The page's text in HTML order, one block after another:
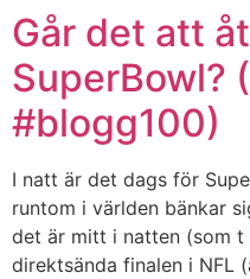
Går det att
SuperBowl?
#blogg100)
I natt är det dags för
runtom i världen bänkar
det är mitt i natten (som
direktsända finalen i NFL